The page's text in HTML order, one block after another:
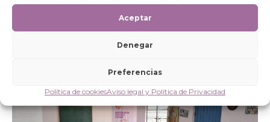
Aceptar
Denegar
Preferencias
Política de cookiesAviso legal y Política de Privacidad
Esta misión ha conseguido también ayudar en el
agrupamiento de mujeres locales para realizar trabajos
que les permitan mejorar sus condiciones de vida.
hecho, han llegado a crear una especie de «banco» propio en el
que cada una de ellas ingresa un importe mensual y que está